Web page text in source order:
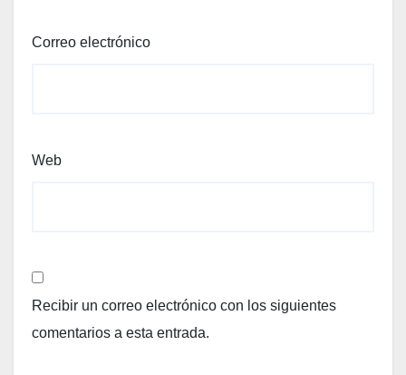
Correo electrónico
Web
Recibir un correo electrónico con los siguientes
comentarios a esta entrada.